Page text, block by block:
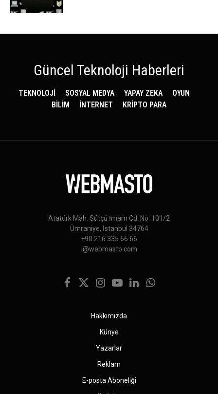
Güncel Teknoloji Haberleri
TEKNOLOJİ SOSYAL MEDYA YAPAY ZEKA
OYUN
BİLİM
İNTERNET KRİPTO PARA
Atatürk Mah. Sütçü İmam Cd. No: 101/2
Ümraniye, İstanbul 34764
+90 216 335 66 66
i@webmasto.com
Facebook
X
Instagram
YouTubeLinkedInWhatsApp
Hakkımızda
Künye
Yazarlar
Reklam
E-posta Aboneliği